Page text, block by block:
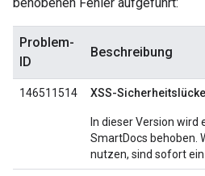
Problem-
ID
Beschreibung
146511514 XSS-
In dieser Version wird
SmartDocs behoben.
nutzen, sind sofort